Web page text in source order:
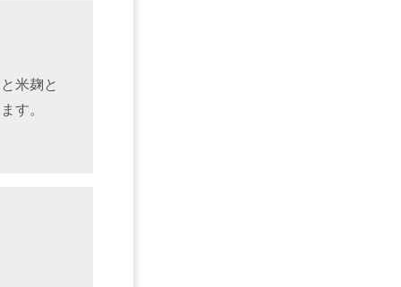
米麹と
す。